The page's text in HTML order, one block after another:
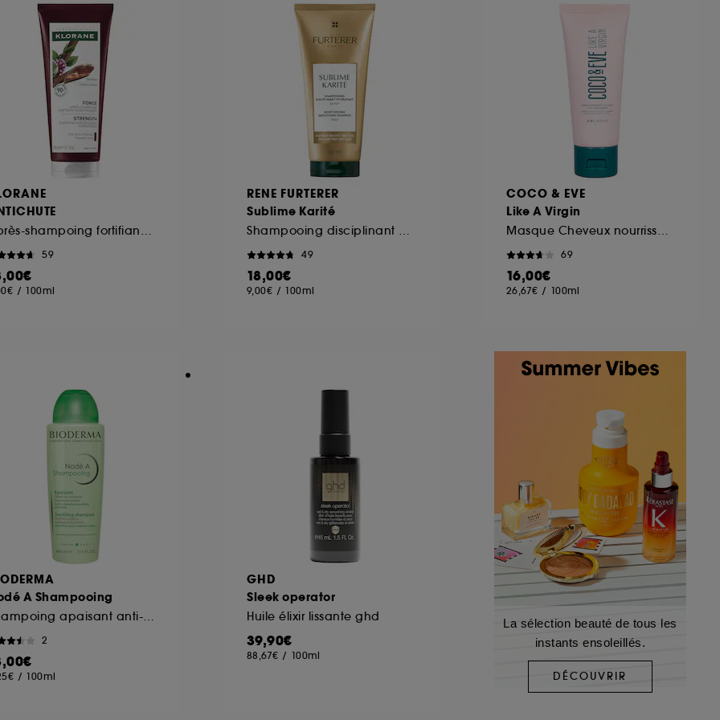
59
/ 100ml
RENE FURTERER
Sublime Karité
49
18,00€
9,00€ / 100ml
COCO & EVE
Like A Virgin
69
16,00€
26,67€ / 100ml
A Shampooing
2
/ 100ml
GHD
Sleek operator
Huile élixir lissante ghd
39,90€
88,67€ / 100ml
La sélection beauté de tous les
instants ensoleillés.
DÉCOUVRIR
et la lecture de ces traceurs requiert votre accord. Vous pouvez personnaliser vos choix concernant
mes choix" ci-dessous ou décider de "tout accepter". Sephora pourra associer les
Cookies, pour les finalités acceptées, avec les données personnelles collectées ou générées lors
refuser tous les cookies, cliques sur "continuer sans accepter". Voous pouvez à tout moment choisir
obtenir plus d'information sur les cookies utilisés,cliquez